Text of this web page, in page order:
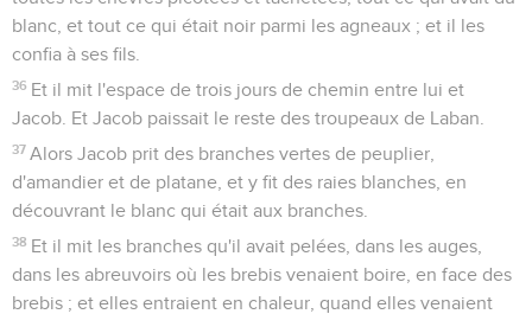
blanc, et tout ce qui était noir parmi les agneaux ; et il les
confia à ses fils.
36 Et il mit l'espace de trois jours de chemin entre lui et
Jacob. Et Jacob paissait le reste des troupeaux de Laban.
37 Alors Jacob prit des branches vertes de peuplier,
d'amandier et de platane, et y fit des raies blanches, en
découvrant le blanc qui était aux branches.
38 Et il mit les branches qu'il avait pelées, dans les auges,
dans les abreuvoirs où les brebis venaient boire, en face des
brebis ; et elles entraient en chaleur, quand elles venaient